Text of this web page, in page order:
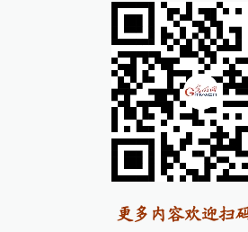
更多内容欢迎扫